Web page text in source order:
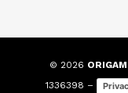
© 2026
1336398 –